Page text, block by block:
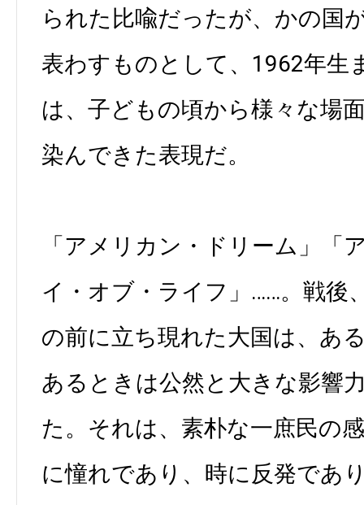
られた比喩だったが、かの国
表わすものとして、1962年生
は、子どもの頃から様々な場
染んできた表現だ。
「アメリカン・ドリーム」「
イ・オブ・ライフ」……。戦後
の前に立ち現れた大国は、あ
あるときは公然と大きな影響
た。それは、素朴な一庶民の
に憧れであり、時に反発であ